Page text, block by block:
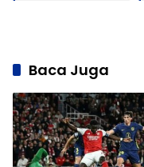
Baca Juga